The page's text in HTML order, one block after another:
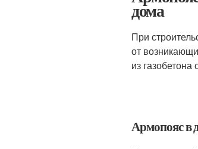
дома
При
от
из
Армопояс в